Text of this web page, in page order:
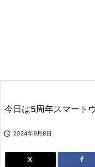
今日は5周年スマート
 2024年9月8日